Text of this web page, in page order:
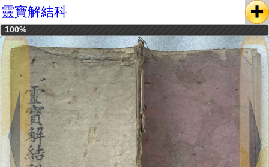
靈寶解結科
100%